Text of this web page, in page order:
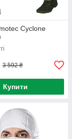
Cyclone
3 592 ₴
Купити